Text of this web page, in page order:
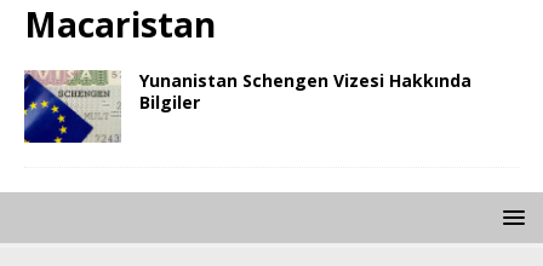
Macaristan
Yunanistan Schengen Vizesi Hakkında
Bilgiler